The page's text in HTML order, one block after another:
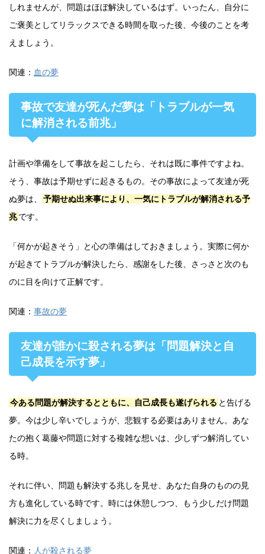
しれませんが、問題はほぼ解決しているはず。いったん、自分に
ご褒美としてリラックスできる時間を取った後、今後のことを考
えましょう。
関連： 血の夢
事故で友達が死んだ夢は「トラブルが一気
に解消される前兆」
計画や準備をして事故を起こしたら、それは既に事件ですよね。
そう、事故は予期せずに起きるもの。その事故によって友達が死
ぬ夢は、
予期せぬ出来事により、一気にトラブルが解消される予
兆です。
「何かが起きそう」と心の準備はしておきましょう。実際に何か
が起きてトラブルが解決したら、感謝をした後、さっさと次のも
のに目を向けて正解です。
関連： 事故の夢
友達が誰かに殺される夢は「問題解決と自
己成長を示す夢」
今ある問題が解決するとともに、自己成長も遂げられる と告げる
夢。今は少し辛いでしょうが、悲観する必要はありません。あな
たの抱く葛藤や問題に対する複雑な想いは、少しずつ解消してい
る時。
それに伴い、問題も解決する兆しを見せ、あなた自身のものの見
方も進化している時です。時には休憩しつつ、もう少しだけ問題
解決に力を尽くしましょう。
関連： 人が殺される夢